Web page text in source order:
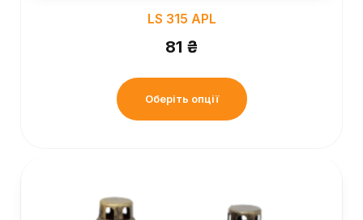
LS 315 APL
81 ₴
Оберіть опції